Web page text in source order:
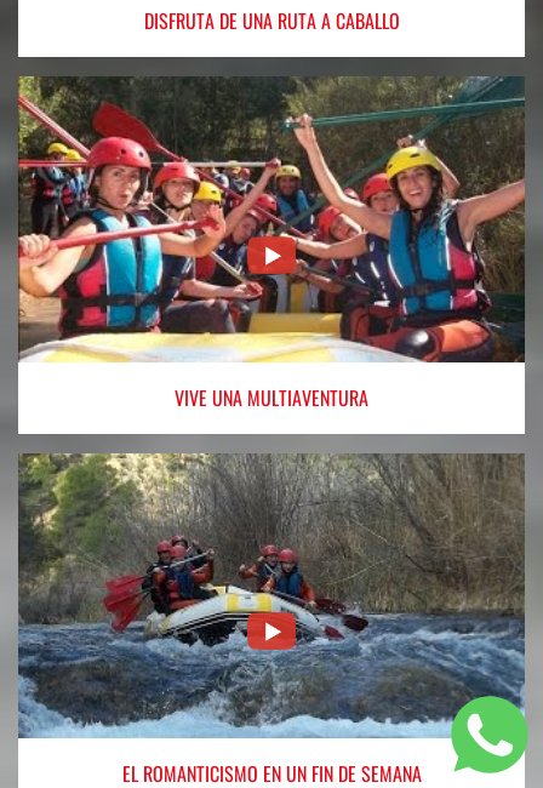
DISFRUTADE UNA RUTA A CABALLO
VIVE UNA MULTIAVENTURA
EL ROMANTICISMO EN UN FIN DE SEMANA